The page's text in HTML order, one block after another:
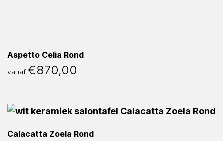
Aspetto Celia Rond
vanaf €870,00
Calacatta Zoela Rond